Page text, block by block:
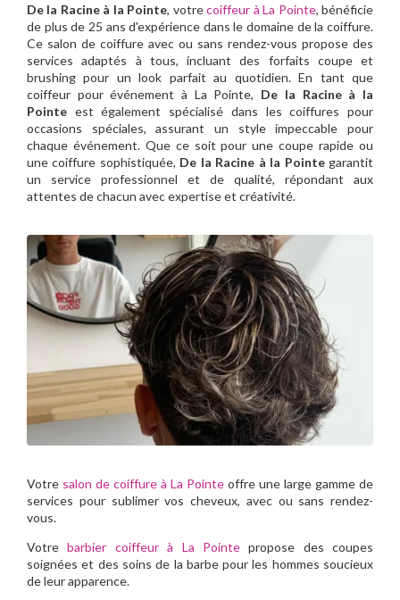
De la Racine à la Pointe, votrecoiffeur à La Pointe, bénéficie
de plus de 25 ans d'expérience dans le domaine de la coiffure.
Ce salon de coiffure avec ou sans rendez-vous propose des
services adaptés à tous, incluant des forfaits coupe et
brushing pour un look parfait au quotidien. En tant que
coiffeur pour événement à La Pointe, De la Racine à la
Pointe est également spécialisé dans les coiffures pour
occasions spéciales, assurant un style impeccable pour
chaque événement. Que ce soit pour une coupe rapide ou
une coiffure sophistiquée, De la Racine à la Pointegarantit
un service professionnel et de qualité, répondant aux
attentes de chacun avec expertise et créativité.
Votre salon de coiffure à La Pointe offre une large gamme de
services pour sublimer vos cheveux, avec ou sans rendez-
vous.
Votrebarbier coiffeur à La Pointepropose des coupes
soignées et des soins de la barbe pour les hommes soucieux
de leur apparence.